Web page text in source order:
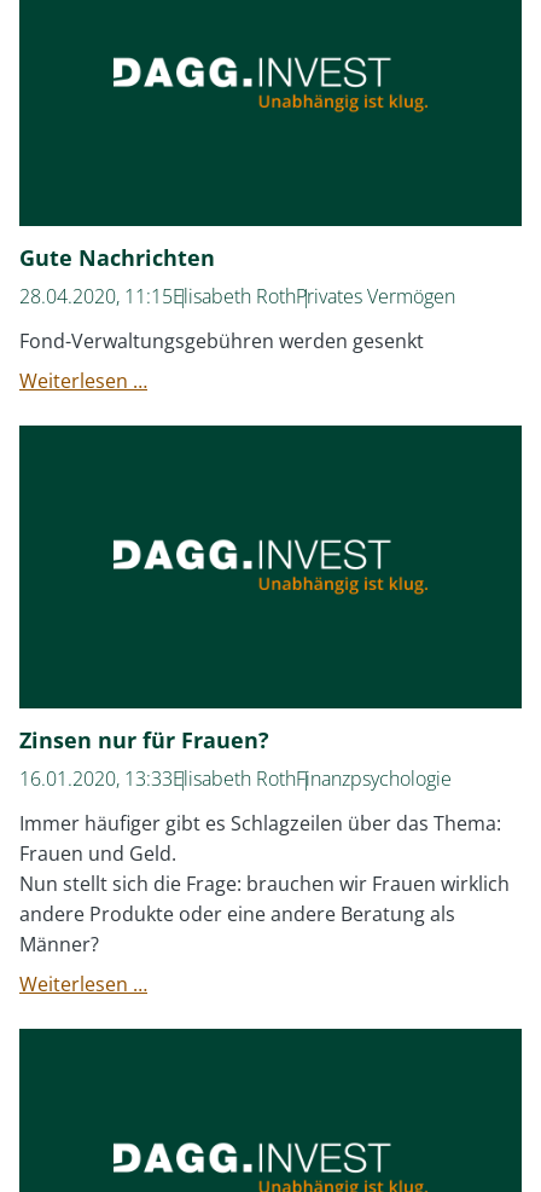
verkaufe?
Gute Nachrichten
28.04.2020, 11:15Elisabeth RothPrivates Vermögen
Fond-Verwaltungsgebühren werden gesenkt
Weiterlesen …Gute
Zinsen nur für Frauen?
16.01.2020, 13:33Elisabeth RothFinanzpsychologie
Immer häufiger gibt es Schlagzeilen über das Thema:
Frauen und Geld.
Nun stellt sich die Frage: brauchen wir Frauen wirklich
andere Produkte oder eine andere Beratung als
Männer?
Weiterlesen …Zinsen